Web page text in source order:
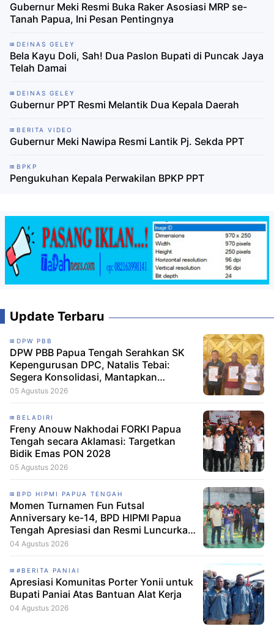
Gubernur Meki Resmi Buka Raker Asosiasi MRP se-
Tanah Papua, Ini Pesan Pentingnya
DEINAS GELEY
Bela Kayu Doli, Sah! Dua Paslon Bupati di Puncak Jaya
Telah Damai
DEINAS GELEY
Gubernur PPT Resmi Melantik Dua Kepala Daerah
BERITA VIDEO
Gubernur Meki Nawipa Resmi Lantik Pj. Sekda PPT
BPKP
Pengukuhan Kepala Perwakilan BPKP PPT
Update Terbaru
DPW PBB
DPW PBB Papua Tengah Serahkan SK
Kepengurusan DPC, Natalis Tebai:
Segera Konsolidasi, Mantapkan
Langkah Verifikasi, untuk 'Maju' 2029
05 Agustus 2026
BELADIRI
Freny Anouw Nakhodai FORKI Papua
Tengah secara Aklamasi: Targetkan
Bidik Emas PON 2028
05 Agustus 2026
BPD HIPMI PAPUA TENGAH
Momen Turnamen Fun Futsal
Anniversary ke-14, BPD HIPMI Papua
Tengah Apresiasi dan Resmi Luncurkan
Skuad Baru Makamagu Papua FC
04 Agustus 2026
#BERITA PANIAI
Apresiasi Komunitas Porter Yonii untuk
Bupati Paniai Atas Bantuan Alat Kerja
04 Agustus 2026